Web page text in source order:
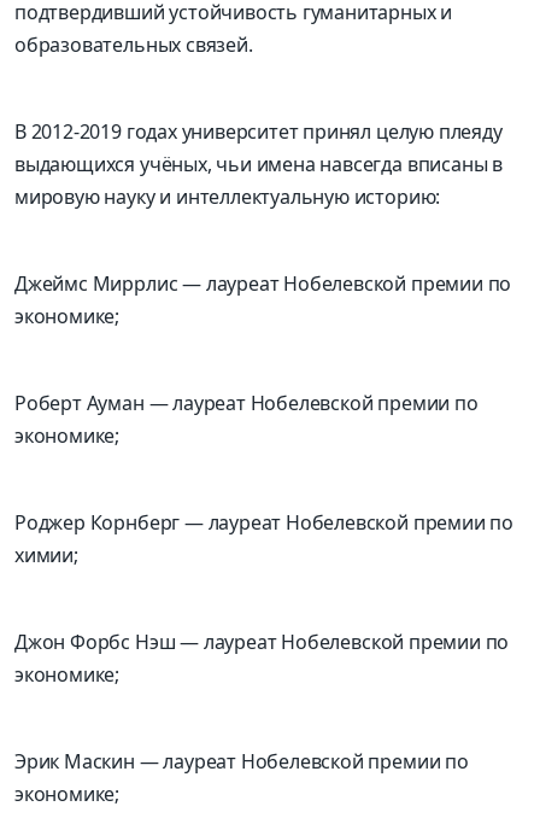
подтвердивший устойчивость гуманитарных и
образовательных связей.
В2012-2019 годахуниверситет принял целую плеяду
выдающихся учёных, чьи имена навсегда вписаны в
мировую науку и интеллектуальную историю:
Джеймс Миррлис— лауреат Нобелевской премии по
экономике;
РобертАуман — лауреат Нобелевской премии по
экономике;
Роджер Корнберг— лауреат Нобелевской премии по
химии;
ДжонФорбс Нэш— лауреат Нобелевской премии по
экономике;
Эрик Маскин — лауреат Нобелевской премии по
экономике;